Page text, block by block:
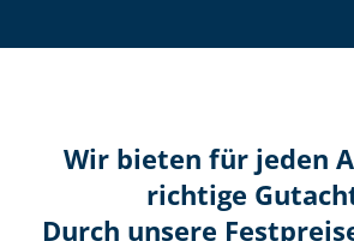
Wir bieten für jeden
richtige
Durch unsere